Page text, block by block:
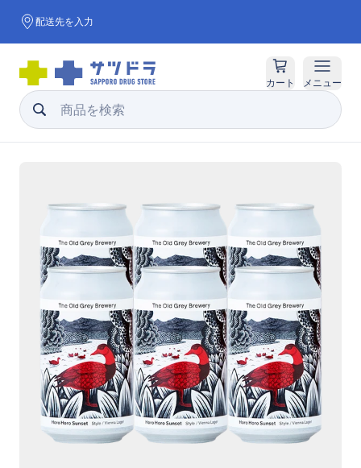
配送先を入力
カート メニュー